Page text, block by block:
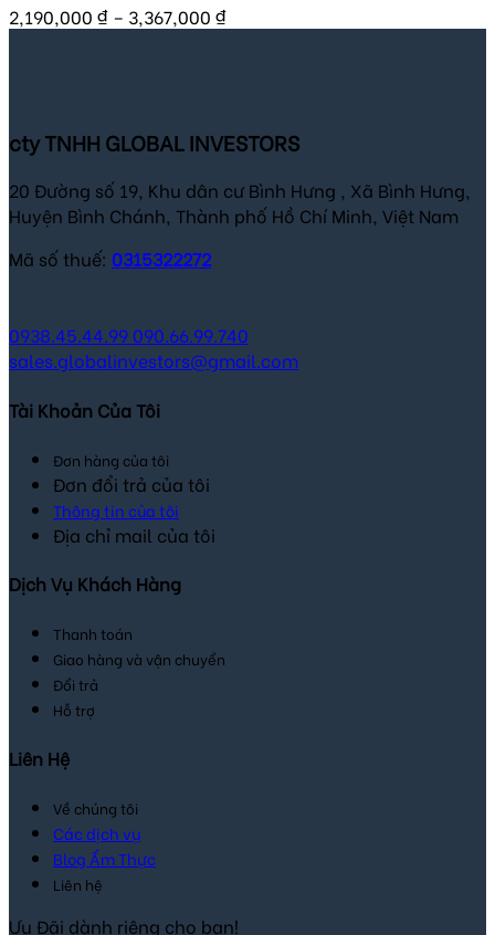
2,190,000 ₫ – 3,367,000 ₫
cty TNHH GLOBAL INVESTORS
20 Đường số 19, Khu dân cư Bình Hưng , Xã Bình Hưng,
Huyện Bình Chánh, Thành phố Hồ Chí Minh, Việt Nam
Mã số thuế: 0315322272
0938.45.44.99090.66.99.740
sales.globalinvestors@gmail.com
Tài Khoản Của Tôi
Đơn hàng của tôi
Đơn đổi trả của tôi
Thông tin của tôi
Địa chỉ mail của tôi
Dịch Vụ Khách Hàng
Thanh toán
Giao hàng và vận chuyển
Đổi trả
Hỗ trợ
Liên Hệ
Về chúng tôi
Các dịch vụ
Blog Ẩm Thực
Liên hệ
Ưu Đãi dành riêng cho bạn!